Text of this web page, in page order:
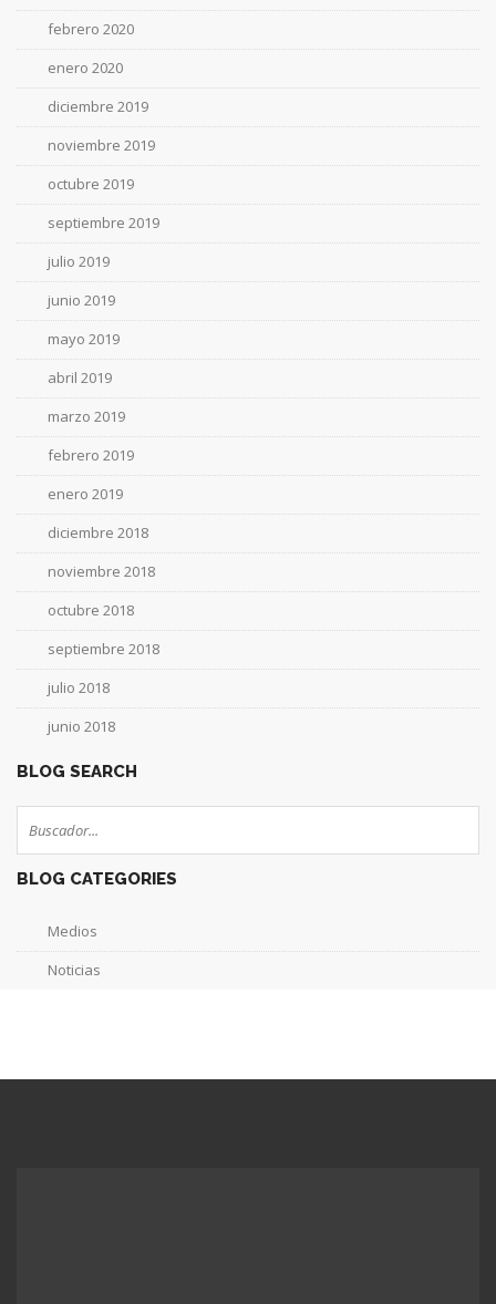
febrero 2020
enero 2020
diciembre 2019
noviembre 2019
octubre 2019
septiembre 2019
julio 2019
junio 2019
mayo 2019
abril 2019
marzo 2019
febrero 2019
enero 2019
diciembre 2018
noviembre 2018
octubre 2018
septiembre 2018
julio 2018
junio 2018
BLOG SEARCH
BLOG CATEGORIES
Medios
Noticias